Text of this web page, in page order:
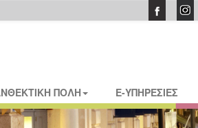
ΠΟΛΗ E-ΥΠΗΡΕΣΙΕΣ